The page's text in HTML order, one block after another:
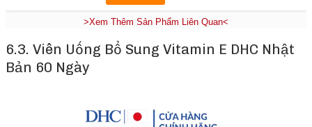
>Xem Thêm Sản Phẩm Liên Quan<
6.3. Viên Uống Bổ Sung Vitamin E DHC Nhật
Bản 60 Ngày